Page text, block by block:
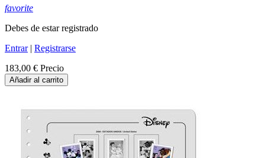
favorite
Debes de estar registrado
Entrar| Registrarse
183,00 € Precio
Añadir al carrito